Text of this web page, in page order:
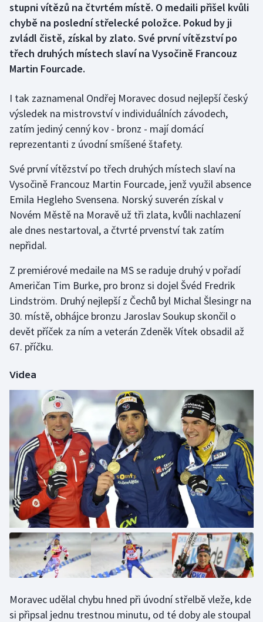
Dostihy
Florbal
Futsal
Golf
Gymnastika
Jezdectví
Judo
Krasobruslení
Lezení
Lyže a snowboard
Moderní pětiboj
Parasport
Plavání
Plážový volejbal
Ragby
Rychlobruslení
Rychlostní kanoistika
Sportovní střelba
stupni vítězů na čtvrtém místě. O medaili přišel kvůli
chybě na poslední střelecké položce. Pokud by ji
zvládl čistě, získal by zlato. Své první vítězství po
třech druhých místech slaví na Vysočině Francouz
Martin Fourcade.
I tak zaznamenal Ondřej Moravec dosud nejlepší český
výsledek na mistrovství v individuálních závodech,
zatím jediný cenný kov - bronz - mají domácí
reprezentanti z úvodní smíšené štafety.
Své první vítězství po třech druhých místech slaví na
Vysočině Francouz Martin Fourcade, jenž využil absence
Emila Hegleho Svensena. Norský suverén získal v
Novém Městě na Moravě už tři zlata, kvůli nachlazení
ale dnes nestartoval, a čtvrté prvenství tak zatím
nepřidal.
Z premiérové medaile na MS se raduje druhý v pořadí
Američan Tim Burke, pro bronz si dojel Švéd Fredrik
Lindström. Druhý nejlepší z Čechů byl Michal Šlesingr na
30. místě, obhájce bronzu Jaroslav Soukup skončil o
devět příček za ním a veterán Zdeněk Vítek obsadil až
67. příčku.
Videa
Moravec udělal chybu hned při úvodní střelbě vleže, kde
si připsal jednu trestnou minutu, od té doby ale stoupal